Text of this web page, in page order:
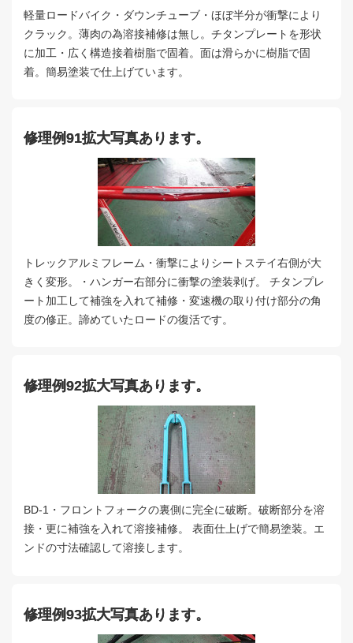
軽量ロードバイク・ダウンチューブ・ほぼ半分が衝撃により
クラック。薄肉の為溶接補修は無し。チタンプレートを形状
に加工・広く構造接着樹脂で固着。面は滑らかに樹脂で固
着。簡易塗装で仕上げています。
修理例91拡大写真あります。
トレックアルミフレーム・衝撃によりシートステイ右側が大
きく変形。・ハンガー右部分に衝撃の塗装剥げ。 チタンプレ
ート加工して補強を入れて補修・変速機の取り付け部分の角
度の修正。諦めていたロードの復活です。
修理例92拡大写真あります。
BD-1・フロントフォークの裏側に完全に破断。破断部分を溶
接・更に補強を入れて溶接補修。 表面仕上げで簡易塗装。エ
ンドの寸法確認して溶接します。
修理例93拡大写真あります。